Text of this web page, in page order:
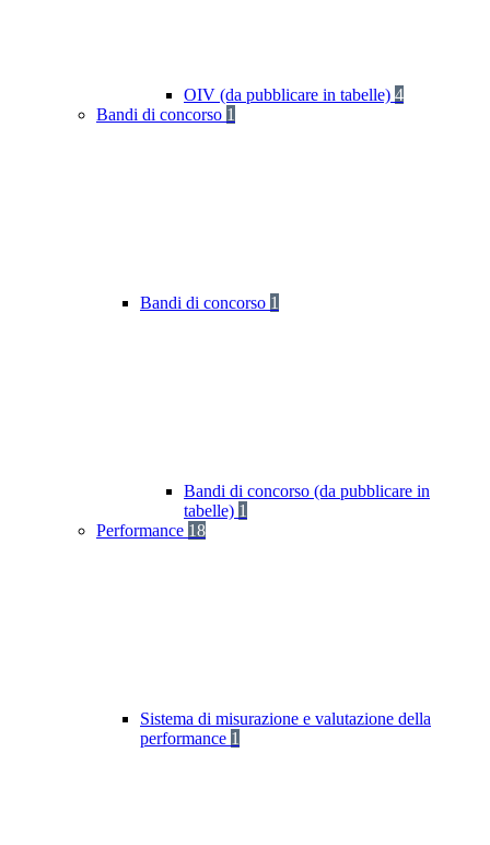
OIV (da pubblicare in tabelle) 4
Bandi di concorso 1
Bandi di concorso 1
Bandi di concorso (da pubblicare in
tabelle) 1
Performance 18
Sistema di misurazione e valutazione della
performance 1